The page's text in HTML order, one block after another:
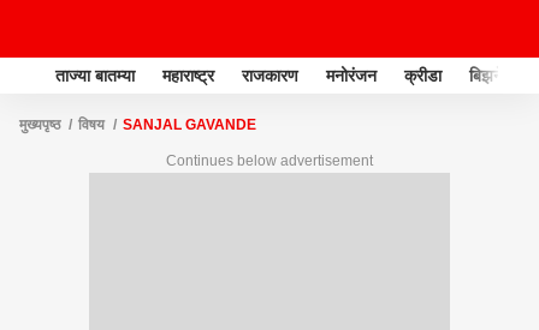
ताज्या बातम्या महाराष्ट्र राजकारण मनोरंजन क्रीडा बिझनेस
मुख्यपृष्ठ विषय SANJAL GAVANDE
Continues below advertisement